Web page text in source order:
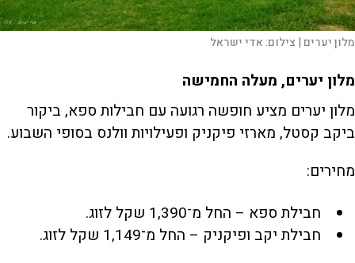
מלון יערים | צילום:אדי ישראל
מלון יערים, מעלה החמישה
מלון יערים מציע חופשה רגועה עם חבילות ספא, ביקור
ביקב קסטל, מארזי פיקניק ופעילויות וולנס בסופי השבוע.
מחירים:
חבילת ספא – החל מ־1,390 שקל לזוג.
חבילת יקב ופיקניק – החל מ־1,149 שקל לזוג.